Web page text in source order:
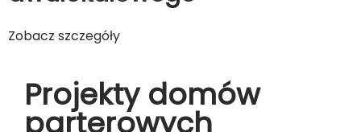
Zobacz szczegóły
Projekty domów
parterowych